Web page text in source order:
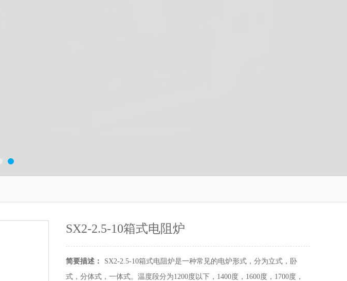
SX2-2.5-10箱式电阻炉
简要描述：
SX2-2.5-10箱式电阻炉是一种常见的电炉形式，分为立式，卧
式，分体式，一体式。温度段分为1200度以下，1400度，1600度，1700度，